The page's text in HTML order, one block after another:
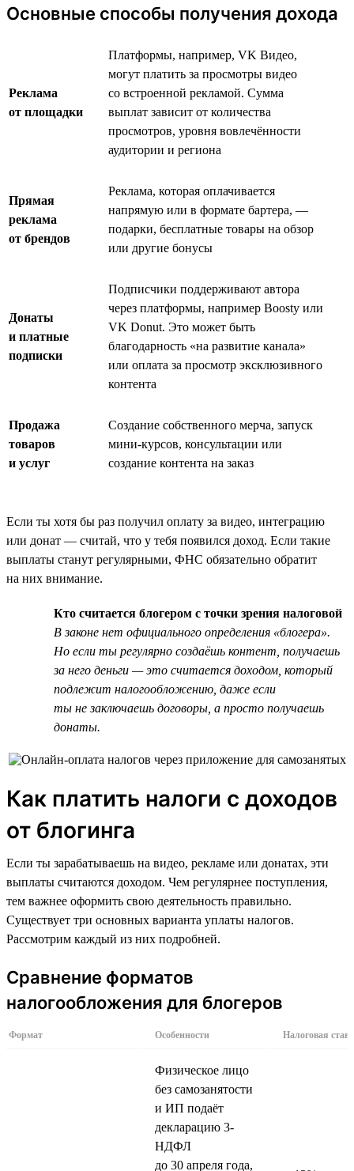
Основные способы получения дохода
Реклама
от площадки
Платформы, например, VK Видео,
могут платить за просмотры видео
со встроенной рекламой. Сумма
выплат зависит от количества
просмотров, уровня вовлечённости
аудитории и региона
Прямая
реклама
от брендов
Реклама, которая оплачивается
напрямую или в формате бартера, —
подарки, бесплатные товары на обзор
или другие бонусы
Донаты
и платные
подписки
Подписчики поддерживают автора
через платформы, например Boosty или
VK Donut. Это может быть
благодарность «на развитие канала»
или оплата за просмотр эксклюзивного
контента
Продажа
товаров
и услуг
Создание собственного мерча, запуск
мини-курсов, консультации или
создание контента на заказ
Если ты хотя бы раз получил оплату за видео, интеграцию
или донат — считай, что у тебя появился доход. Если такие
выплаты станут регулярными, ФНС обязательно обратит
на них внимание.
Кто считается блогером с точки зрения налоговой
В законе нет официального определения «блогера».
Но если ты регулярно создаёшь контент, получаешь
за него деньги — это считается доходом, который
подлежит налогообложению, даже если
ты не заключаешь договоры, а просто получаешь
донаты.
Как платить налоги с доходов
от блогинга
Если ты зарабатываешь на видео, рекламе или донатах, эти
выплаты считаются доходом. Чем регулярнее поступления,
тем важнее оформить свою деятельность правильно.
Существует три основных варианта уплаты налогов.
Рассмотрим каждый из них подробней.
Сравнение форматов
налогообложения для блогеров
Формат Особенности Налоговая
Физическое лицо
без самозанятости
и ИП подаёт
декларацию 3-
НДФЛ
до 30 апреля года,